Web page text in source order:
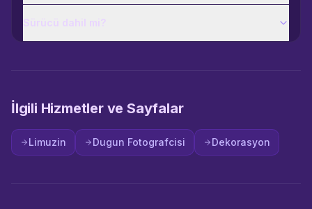
Sürücü dahil mi?
İlgili Hizmetler ve Sayfalar
Limuzin Dugun Fotografcisi Dekorasyon